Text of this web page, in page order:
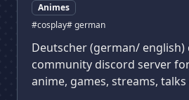
Animes
#cosplay# german
Deutscher (german/ english)
community discord server
anime, games, streams, talks